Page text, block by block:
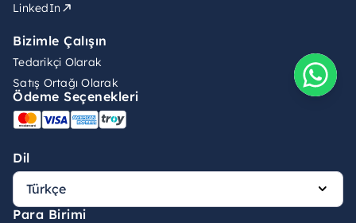
LinkedIn
Bizimle Çalışın
Tedarikçi Olarak
Satış Ortağı Olarak
Ödeme Seçenekleri
Dil
Para Birimi